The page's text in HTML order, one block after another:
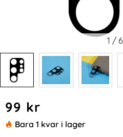
1 / 6
pris
99 kr
Bara 1 kvar i lager